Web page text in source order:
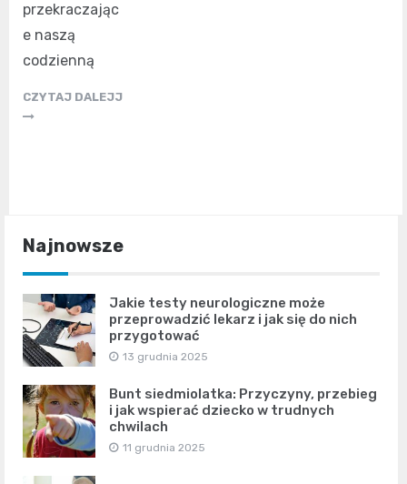
przekraczając
e naszą
codzienną
CZYTAJ DALEJJ
Najnowsze
Jakie testy neurologiczne może
przeprowadzić lekarz i jak się do nich
przygotować
13 grudnia 2025
Bunt siedmiolatka: Przyczyny, przebieg
i jak wspierać dziecko w trudnych
chwilach
11 grudnia 2025